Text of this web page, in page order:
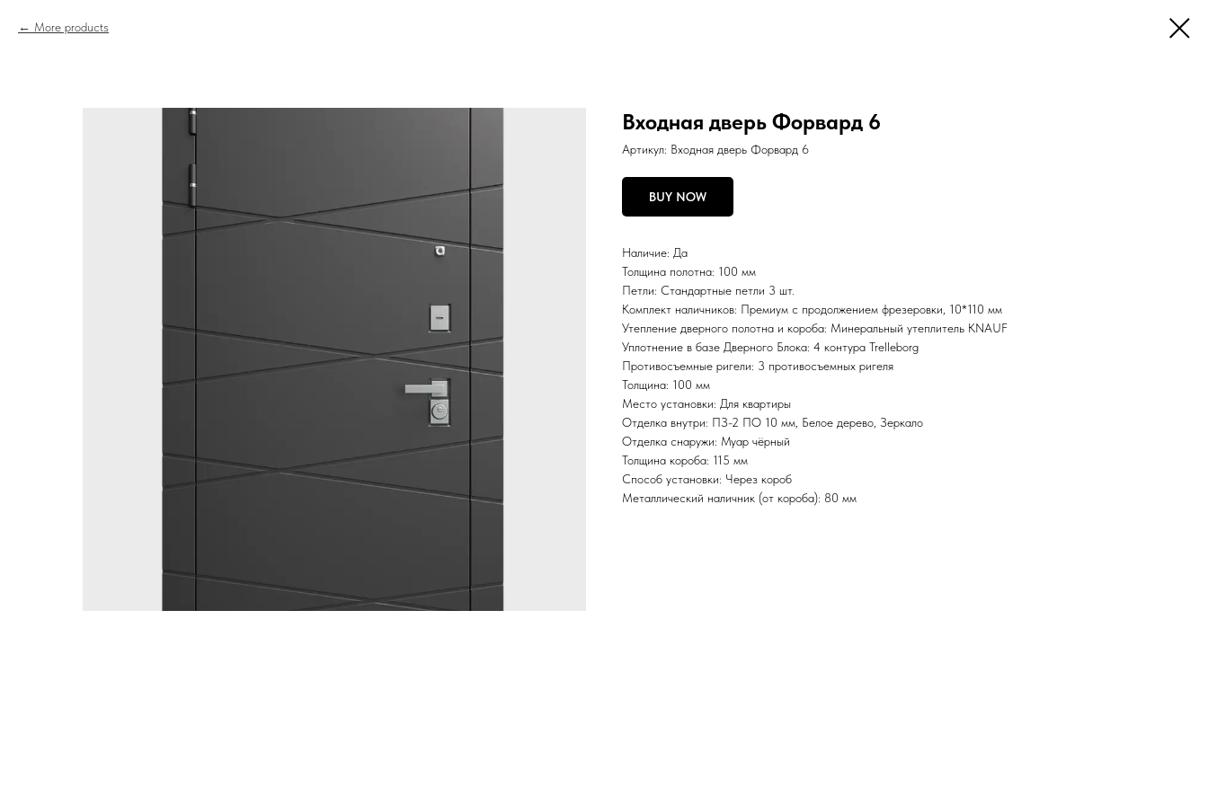
More products
Входная дверь Форвард 6
Артикул: Входная дверь Форвард 6
BUY NOW
Наличие: Да
Толщина полотна: 100 мм
Петли: Стандартные петли 3 шт.
Комплект наличников: Премиум с продолжением фрезеровки, 10*110 мм
Утепление дверного полотна и короба: Минеральный утеплитель KNAUF
Уплотнение в базе Дверного Блока: 4 контура Trelleborg
Противосъемные ригели: 3 противосъемных ригеля
Толщина: 100 мм
Место установки: Для квартиры
Отделка внутри: ПЗ-2 ПО 10 мм, Белое дерево, Зеркало
Отделка снаружи: Муар чёрный
Толщина короба: 115 мм
Способ установки: Через короб
Металлический наличник (от короба): 80 мм